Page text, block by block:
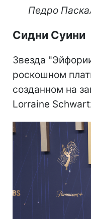
Педро
Сидни Суини
Звезда
роскошном
созданном на
Lorraine